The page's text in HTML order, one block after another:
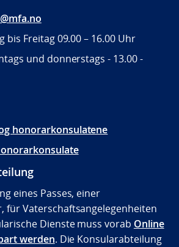
bis Freitag 09.00 – 16.00 Uhr
und donnerstags - 13.00 -
honorarkonsulatene
eines Passes, einer
für Vaterschaftsangelegenheiten
Dienste muss vorab Online
werden. Die Konsularabteilung